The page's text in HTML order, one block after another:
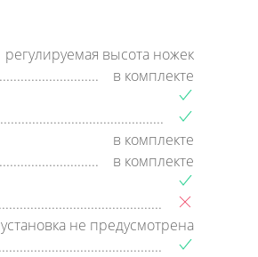
регулируемая высота ножек
в комплекте
в комплекте
в комплекте
установка не предусмотрена